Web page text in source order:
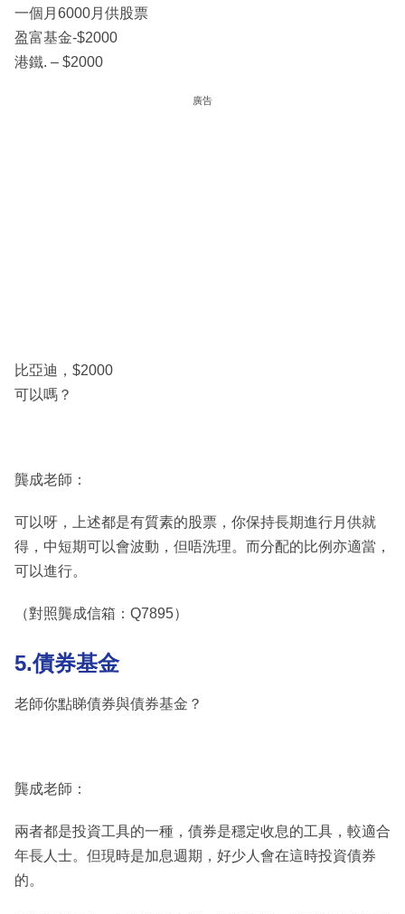
一個月6000月供股票
盈富基金-$2000
港鐵. – $2000
廣告
比亞迪，$2000
可以嗎？
龔成老師：
可以呀，上述都是有質素的股票，你保持長期進行月供就
得，中短期可以會波動，但唔洗理。而分配的比例亦適當，
可以進行。
（對照龔成信箱：Q7895）
5.債券基金
老師你點睇債券與債券基金？
龔成老師：
兩者都是投資工具的一種，債券是穩定收息的工具，較適合
年長人士。但現時是加息週期，好少人會在這時投資債券
的。